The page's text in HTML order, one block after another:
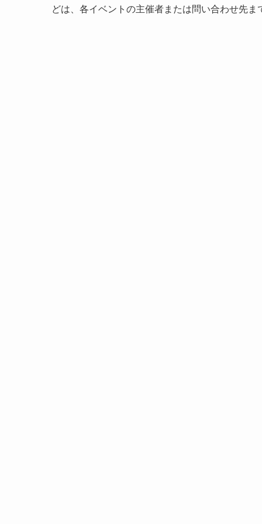
どは、各イベントの主催者または問い合わせ先ま